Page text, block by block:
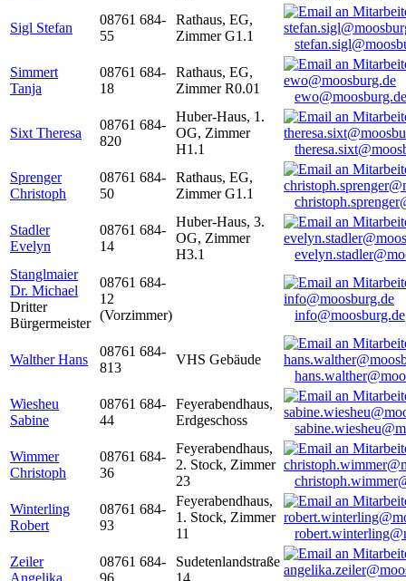
Sigl Stefan
08761 684-
55
Rathaus, EG,
Zimmer G1.1
Simmert
Tanja
08761 684-
18
Rathaus, EG,
Zimmer R0.01
ewo@moosburg.de
Sixt Theresa
08761 684-
820
Huber-Haus, 1.
OG, Zimmer
H1.1
Sprenger
Christoph
08761 684-
50
Rathaus, EG,
Zimmer G1.1
Stadler
Evelyn
08761 684-
14
Huber-Haus, 3.
OG, Zimmer
H3.1
Stanglmaier
Dr. Michael
Dritter
Bürgermeister
08761 684-
12
(Vorzimmer)
info@moosburg.de
Walther Hans
08761 684-
813
VHS Gebäude
Wiesheu
Sabine
08761 684-
44
Feyerabendhaus,
Erdgeschoss
Wimmer
Christoph
08761 684-
36
Feyerabendhaus,
2. Stock, Zimmer
23
Winterling
Robert
08761 684-
93
Feyerabendhaus,
1. Stock, Zimmer
11
Zeiler
Angelika
08761 684-
96
Sudetenlandstraße
14